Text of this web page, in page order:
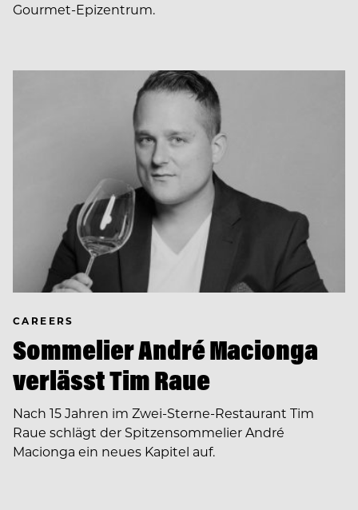
Gourmet-Epizentrum.
CAREERS
Sommelier André Macionga
verlässt Tim Raue
Nach 15 Jahren im Zwei-Sterne-Restaurant Tim
Raue schlägt der Spitzensommelier André
Macionga ein neues Kapitel auf.